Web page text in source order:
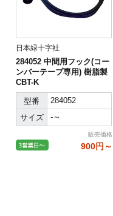
日本緑十字社
284052 中間用フック(コー
ンバーテープ専用) 樹脂製
CBT-K
型番
284052
サイズ
-～
販売価格
900円～